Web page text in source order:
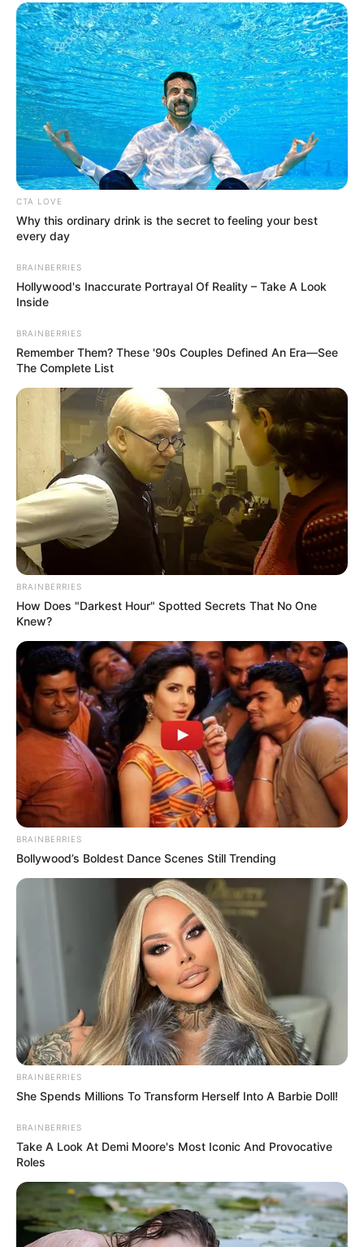
A népszerű színész, Bruce Willis az utóbbi éveket
visszavonultan tölti. Ennek elsősorban súlyos
betegsége az oka, amellyel bátran küzd.
Az akciófilmek legendájáról családja gondoskodik,
akik rendszeresen tájékoztatják a rajongókat az
állapotáról. A hollywoodi sztár frontotemporális
demenciában szenved, ami gyógyíthatatlan, és
emiatt fejezte be színészi karrierjét 2022-ben.
szerepeiben, például a Halálos csapda,
filmekben. Bruce itthagyott minket – mondta
könnyek között Demi Moore. Egy nemrégiben
készült interjúban Bruce volt felesége, Demi Moore
megtörten beszélt a színész állapotáról: „Fizikailag
stabil állapotban van, de lelkileg már régóta nincs
velünk. Bruce itthagyott minket.”
A híres pár válása után is szoros kapcsolatban
maradt. Három lányukat közösen nevelték fel, és
Demi rendszeresen látogatja volt férjét: „Soha nem
gondoltam erre. Meglátogatom, mert ezt teszed az
emberekért, akiket szeretsz” – mondta
Egy videó, amely könnyeket csalt a szemekbe: Az
év elején Bruce Willis egy videóban mondott
köszönetet a kaliforniai tűzoltóknak. A megható
felvételt felesége, Emma Heming osztotta meg, és
hatalmas visszhangot váltott ki.
mentők munkáját” – írta Emma. Családja
szeretetben tartja össze: Willis családja körében
tölti mindennapjait luxusvillájában, amelyet még
2019-ben vásároltak. A ház minden kényelmet
biztosít – több hálószoba, medence, szauna,
CTA LOVE
Why this ordinary drink is the secret to feeling your best
every day
BRAINBERRIES
Hollywood's Inaccurate Portrayal Of Reality – Take A Look
Inside
BRAINBERRIES
Remember Them? These '90s Couples Defined An Era—See
The Complete List
BRAINBERRIES
How Does "Darkest Hour" Spotted Secrets That No One
Knew?
BRAINBERRIES
Bollywood’s Boldest Dance Scenes Still Trending
BRAINBERRIES
She Spends Millions To Transform Herself Into A Barbie Doll!
BRAINBERRIES
Take A Look At Demi Moore's Most Iconic And Provocative
Roles